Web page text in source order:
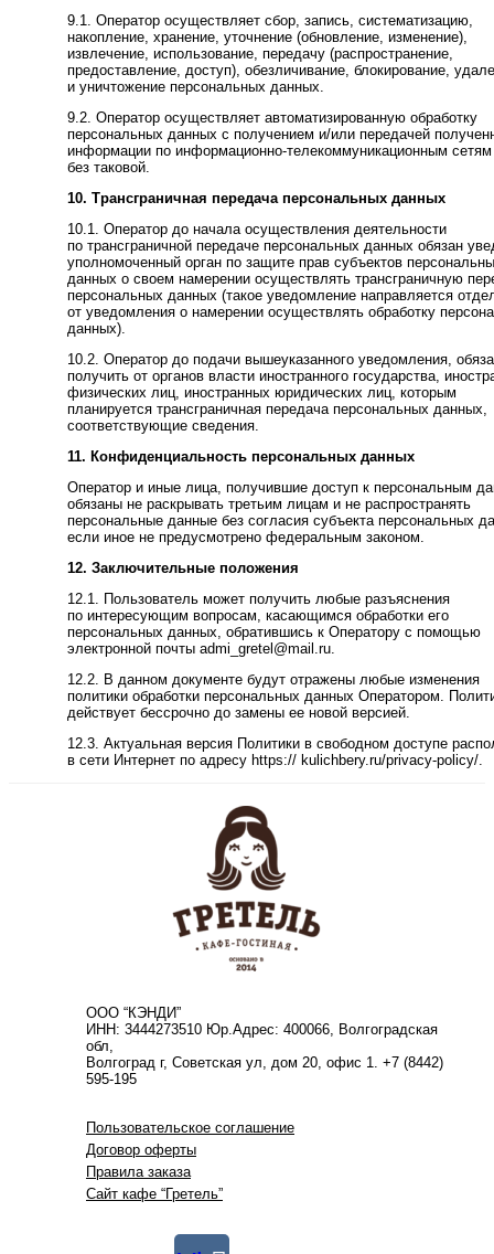
9.1. Оператор осуществляет сбор, запись, систематизацию,
накопление, хранение, уточнение (обновление, изменение),
извлечение, использование, передачу (распространение,
предоставление, доступ), обезличивание, блокирование,
и уничтожение персональных данных.
9.2. Оператор осуществляет автоматизированную обработку
персональных данных с получением и/или передачей
информации по информационно-телекоммуникационным
без таковой.
10. Трансграничная передача персональных данных
10.1. Оператор до начала осуществления деятельности
по трансграничной передаче персональных данных обязан
уполномоченный орган по защите прав субъектов
данных о своем намерении осуществлять трансграничную
персональных данных (такое уведомление направляется
от уведомления о намерении осуществлять обработку
данных).
10.2. Оператор до подачи вышеуказанного уведомления,
получить от органов власти иностранного государства,
физических лиц, иностранных юридических лиц, которым
планируется трансграничная передача персональных данных,
соответствующие сведения.
11. Конфиденциальность персональных данных
Оператор и иные лица, получившие доступ к персональным
обязаны не раскрывать третьим лицам и не распространять
персональные данные без согласия субъекта персональных
если иное не предусмотрено федеральным законом.
12. Заключительные положения
12.1. Пользователь может получить любые разъяснения
по интересующим вопросам, касающимся обработки его
персональных данных, обратившись к Оператору с помощью
электронной почты admi_gretel@mail.ru.
12.2. В данном документе будут отражены любые изменения
политики обработки персональных данных Оператором.
действует бессрочно до замены ее новой версией.
12.3. Актуальная версия Политики в свободном доступе
в сети Интернет по адресу https:// kulichbery.ru/privacy-policy/.
ООО “КЭНДИ”
ИНН: 3444273510 Юр.Адрес: 400066, Волгоградская
обл,
Волгоград г, Советская ул, дом 20, офис 1. +7 (8442)
595-195
Пользовательское соглашение
Договор оферты
Правила заказа
Сайт кафе “Гретель”